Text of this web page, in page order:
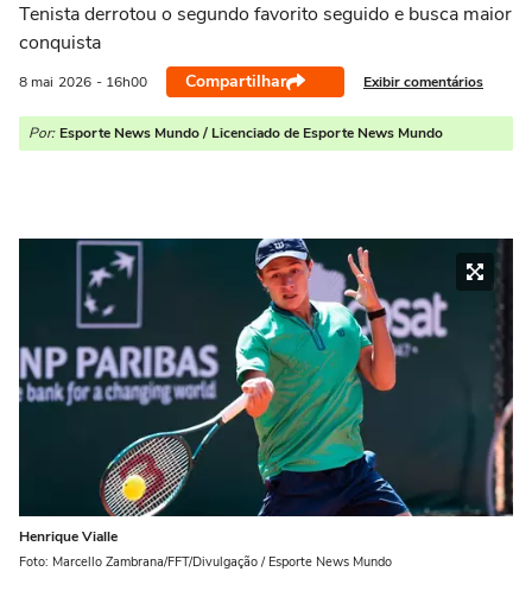
Tenista derrotou o segundo favorito seguido e busca maior
conquista
8 mai 2026 - 16h00 Compartilhar Exibir comentários
Por: Esporte News Mundo / Licenciado de Esporte News Mundo
Henrique Vialle
Foto: Marcello Zambrana/FFT/Divulgação / Esporte News Mundo